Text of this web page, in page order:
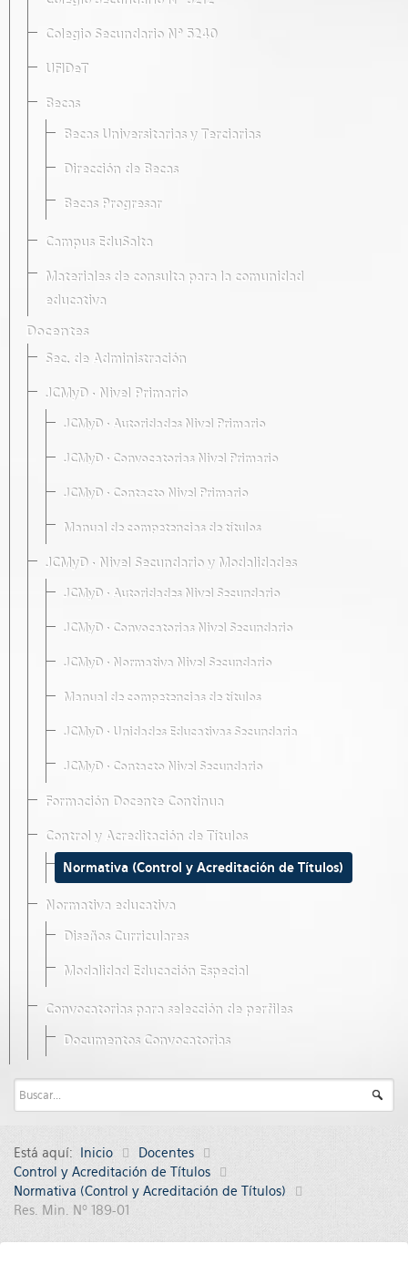
Colegio Secundario Nº 5240
UFIDeT
Becas
Becas Universitarias y Terciarias
Dirección de Becas
Becas Progresar
Campus EduSalta
Materiales de consulta para la comunidad
educativa
Docentes
Sec. de Administración
JCMyD · Nivel Primario
JCMyD · Autoridades Nivel Primario
JCMyD · Convocatorias Nivel Primario
JCMyD · Contacto Nivel Primario
Manual de competencias de títulos
JCMyD · Nivel Secundario y Modalidades
JCMyD · Autoridades Nivel Secundario
JCMyD · Convocatorias Nivel Secundario
JCMyD · Normativa Nivel Secundario
Manual de competencias de títulos
JCMyD · Unidades Educativas Secundaria
JCMyD · Contacto Nivel Secundario
Formación Docente Continua
Control y Acreditación de Títulos
Normativa (Control y Acreditación de Títulos)
Normativa educativa
Diseños Curriculares
Modalidad Educación Especial
Convocatorias para selección de perfiles
Documentos Convocatorias
Está aquí: Inicio
Docentes
Control y Acreditación de Títulos
Normativa (Control y Acreditación de Títulos)
Res. Min. Nº 189-01